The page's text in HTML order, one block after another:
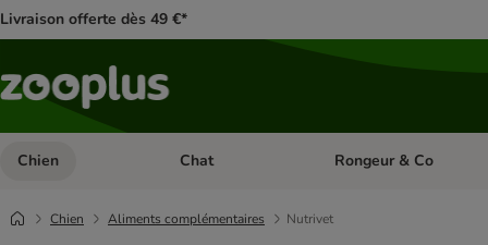
Livraison offerte dès 49 €*
Chien Dérouler les catégories: Chien
Chat Dérouler les catégories:
Rongeur & Co
Chien Aliments complémentaires Nutrivet